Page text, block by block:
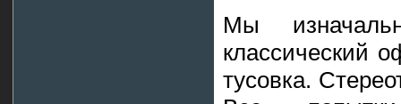
Мы
классический
тусовка.